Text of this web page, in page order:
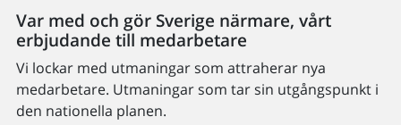
Var med och gör Sverige närmare, vårt
erbjudande till medarbetare
Vi lockar med utmaningar som attraherar nya
medarbetare. Utmaningar som tar sin utgångspunkt i
den nationella planen.